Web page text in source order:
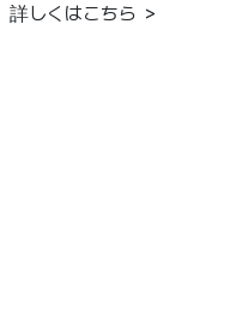
詳しくはこちら ＞